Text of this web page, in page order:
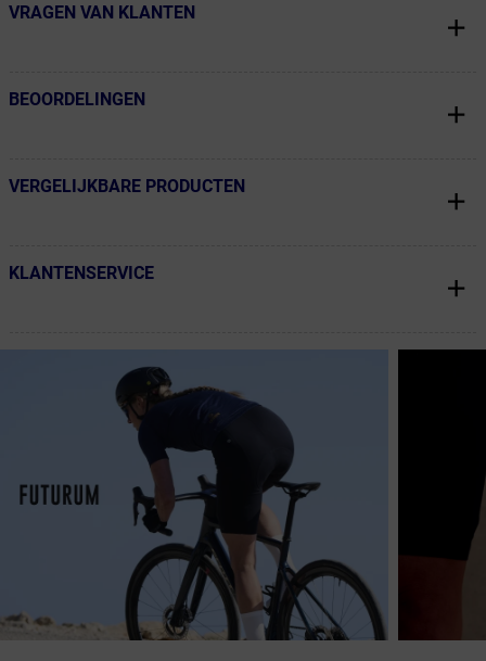
← Terug naar productnavigatie
VRAGEN VAN KLANTEN
← Terug naar productnavigatie
BEOORDELINGEN
← Terug naar productnavigatie
VERGELIJKBARE PRODUCTEN
← Terug naar productnavigatie
KLANTENSERVICE